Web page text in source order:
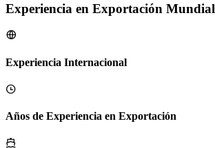
Experiencia en Exportación Mundial
Experiencia Internacional
Años de Experiencia en Exportación